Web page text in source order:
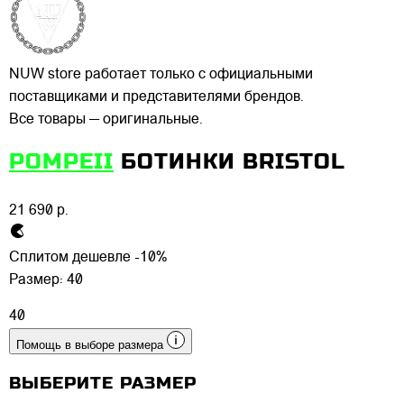
NUW store работает только с официальными
поставщиками и представителями брендов.
Все товары — оригинальные.
POMPEII БОТИНКИ BRISTOL
21 690 р.
Сплитом дешевле -10%
Размер: 40
40
Помощь в выборе размера
ВЫБЕРИТЕ РАЗМЕР